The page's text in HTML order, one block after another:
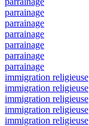
parrainage
parrainage
parrainage
parrainage
parrainage
parrainage
immigration religieuse
immigration religieuse
immigration religieuse
immigration religieuse
immigration religieuse